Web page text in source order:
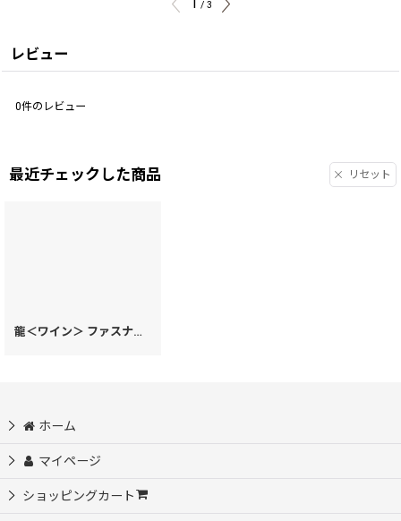
/ 3
レビュー
0件のレビュー
最近チェックした商品 リセット
龍＜ワイン＞ ファスナー小銭入れ［t］
ホーム
マイページ
ショッピングカート